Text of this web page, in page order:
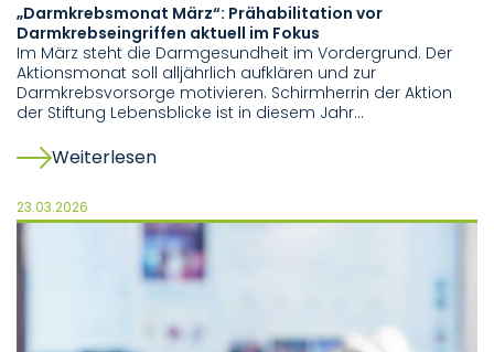
„Darmkrebsmonat März“: Prähabilitation vor
Darmkrebseingriffen aktuell im Fokus
Im März steht die Darmgesundheit im Vordergrund. Der
Aktionsmonat soll alljährlich aufklären und zur
Darmkrebsvorsorge motivieren. Schirmherrin der Aktion
der Stiftung Lebensblicke ist in diesem Jahr…
Weiterlesen
23.03.2026